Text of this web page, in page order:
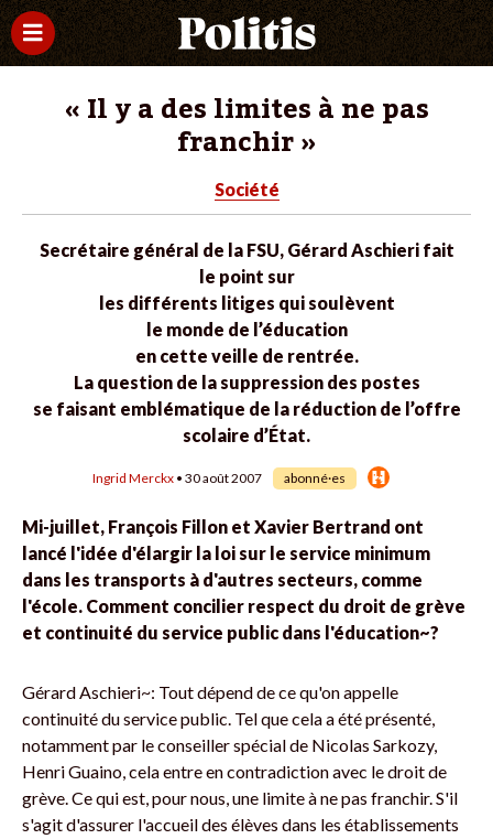
« Il y a des limites à ne pas
franchir »
Société
Secrétaire général de la FSU, Gérard Aschieri fait
le point sur
les différents litiges qui soulèvent
le monde de l’éducation
en cette veille de rentrée.
La question de la suppression des postes
se faisant emblématique de la réduction de l’offre
scolaire d’État.
Ingrid Merckx • 30 août 2007 abonné·es
Mi-juillet, François Fillon et Xavier Bertrand ont
lancé l'idée d'élargir la loi sur le service minimum
dans les transports à d'autres secteurs, comme
l'école. Comment concilier respect du droit de grève
et continuité du service public dans l'éducation~?
Gérard Aschieri~: Tout dépend de ce qu'on appelle
continuité du service public. Tel que cela a été présenté,
notamment par le conseiller spécial de Nicolas Sarkozy,
Henri Guaino, cela entre en contradiction avec le droit de
grève. Ce qui est, pour nous, une limite à ne pas franchir. S'il
s'agit d'assurer l'accueil des élèves dans les établissements